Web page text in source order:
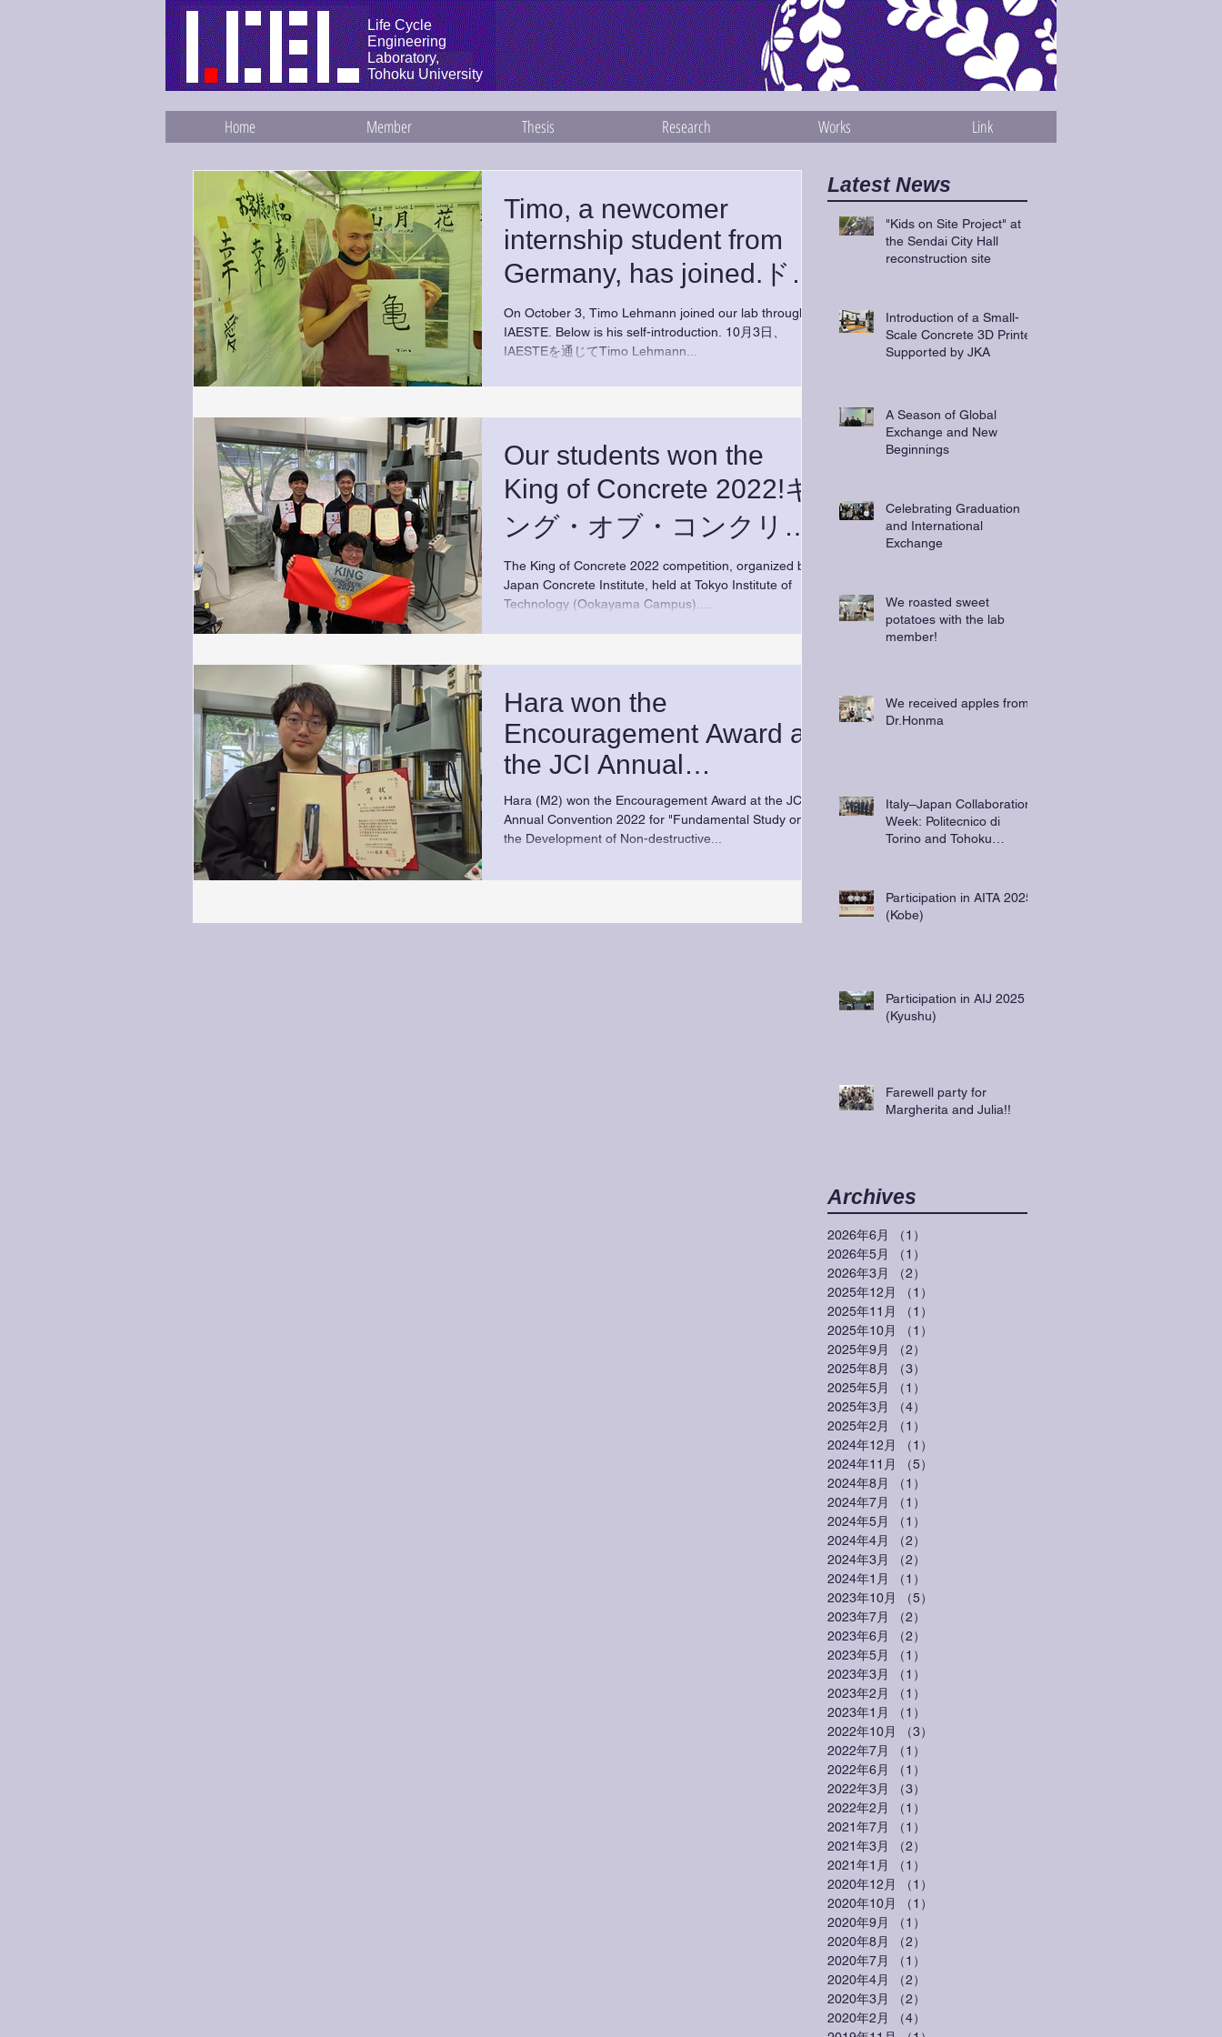
Life Cycle
Engineering
Laboratory,
Tohoku University
Home Member Thesis Research Works Link
Timo, a newcomer
internship student from
Germany, has joined.ドイ
ツからTimoさんが来まし
た
On October 3, Timo Lehmann joined our lab through
IAESTE. Below is his self-introduction. 10月3日、
IAESTEを通じてTimo Lehmann...
Our students won the
King of Concrete 2022!キ
ング・オブ・コンクリー
ト2022においてCO2低排
出部門、形状・性能部門
で1位になりました！
The King of Concrete 2022 competition, organized by
Japan Concrete Institute, held at Tokyo Institute of
Technology (Ookayama Campus)....
Hara won the
Encouragement Award at
the JCI Annual
Convention 2022! コンク
リート工学年次大会
Hara (M2) won the Encouragement Award at the JCI
Annual Convention 2022 for "Fundamental Study on
the Development of Non-destructive...
Latest News
"Kids on Site Project" at
the Sendai City Hall
reconstruction site
Introduction of a Small-
Scale Concrete 3D Printer
Supported by JKA
A Season of Global
Exchange and New
Beginnings
Celebrating Graduation
and International
Exchange
We roasted sweet
potatoes with the lab
member!
We received apples from
Dr.Honma
Italy–Japan Collaboration
Week: Politecnico di
Torino and Tohoku
Participation in AITA 2025
(Kobe)
Participation in AIJ 2025
(Kyushu)
Farewell party for
Margherita and Julia!!
Archives
2026年6月 （1）
2026年5月
（1）
2026年3月
（2）
2025年12月
（1）
2025年11月
（1）
2025年10月
（1）
2025年9月
（2）
2025年8月
（3）
2025年5月
（1）
2025年3月
（4）
2025年2月
（1）
2024年12月
（1）
2024年11月
（5）
2024年8月
（1）
2024年7月
（1）
2024年5月
（1）
2024年4月
（2）
2024年3月
（2）
2024年1月
（1）
2023年10月
（5）
2023年7月
（2）
2023年6月
（2）
2023年5月
（1）
2023年3月
（1）
2023年2月
（1）
2023年1月
（1）
2022年10月
（3）
2022年7月
（1）
2022年6月
（1）
2022年3月
（3）
2022年2月
（1）
2021年7月
（1）
2021年3月
（2）
2021年1月
（1）
2020年12月
（1）
2020年10月
（1）
2020年9月
（1）
2020年8月
（2）
2020年7月
（1）
2020年4月
（2）
2020年3月
（2）
2020年2月
（4）